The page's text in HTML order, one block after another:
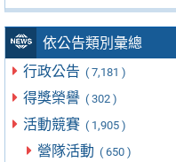
依公告類別彙總
行政公告 ( 7,181 )
得獎榮譽 ( 302 )
活動競賽 ( 1,905 )
營隊活動 ( 650 )